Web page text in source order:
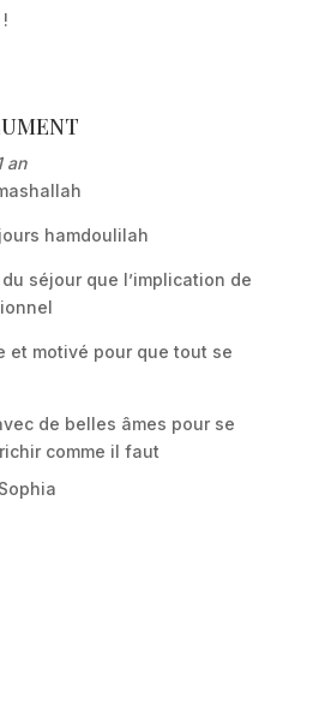
an
hamdoulilah
séjour que l’implication de
et motivé pour que tout se
de belles âmes pour se
comme il faut